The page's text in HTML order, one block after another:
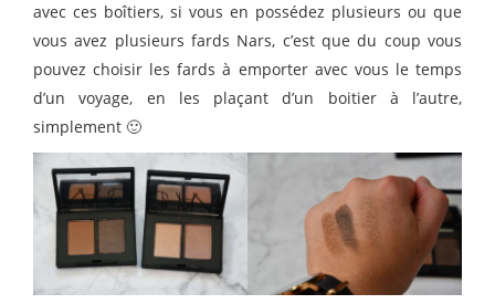
avec ces boîtiers, si vous en possédez plusieurs ou que
vous avez plusieurs fards Nars, c’est que du coup vous
pouvez choisir les fards à emporter avec vous le temps
d’un voyage, en les plaçant d’un boitier à l’autre,
simplement 🙂